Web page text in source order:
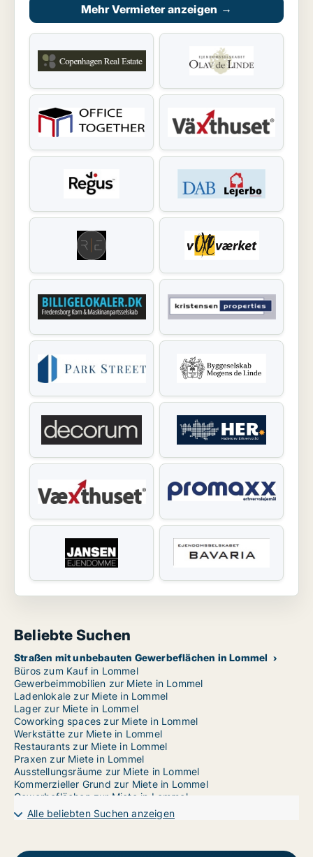
Mehr Vermieter anzeigen →
Beliebte Suchen
Straßen mit unbebauten Gewerbeflächen in Lommel
Büros zum Kauf in Lommel
Gewerbeimmobilien zur Miete in Lommel
Ladenlokale zur Miete in Lommel
Lager zur Miete in Lommel
Coworking spaces zur Miete in Lommel
Werkstätte zur Miete in Lommel
Restaurants zur Miete in Lommel
Praxen zur Miete in Lommel
Ausstellungsräume zur Miete in Lommel
Kommerzieller Grund zur Miete in Lommel
Gewerbeflächen zur Miete in Lommel
Garages zur Miete in Lommel
Alle beliebten Suchen anzeigen